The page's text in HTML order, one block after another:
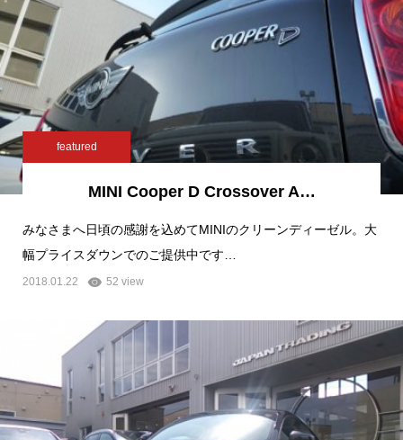
featured
MINI Cooper D Crossover A…
みなさまへ日頃の感謝を込めてMINIのクリーンディーゼル。大
幅プライスダウンでのご提供中です…
2018.01.22 52 view